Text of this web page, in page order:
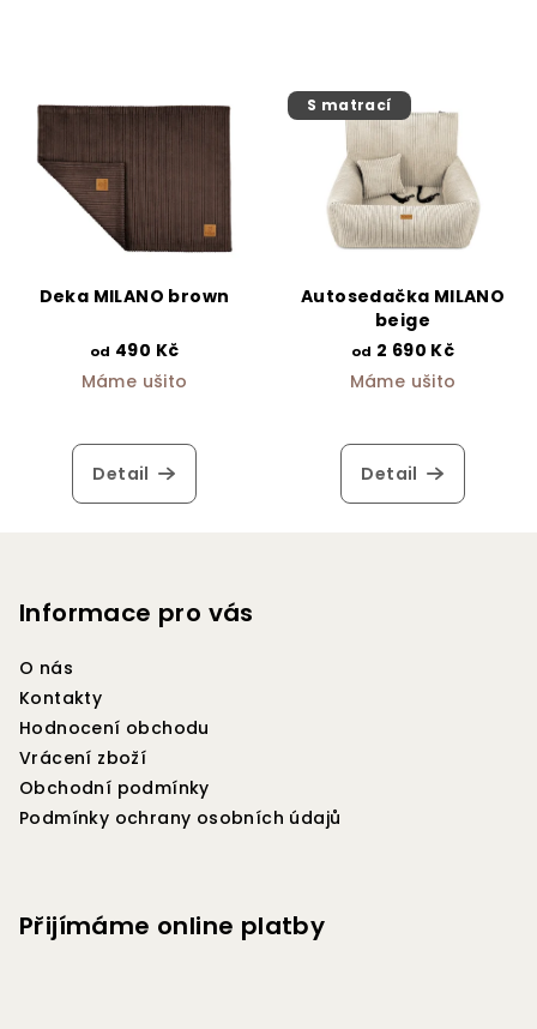
Deka MILANO brown
od 490 Kč
Máme ušito
Detail
S matrací
Autosedačka MILANO
beige
od 2 690 Kč
Máme ušito
Detail
Informace pro vás
O nás
Kontakty
Hodnocení obchodu
Vrácení zboží
Obchodní podmínky
Podmínky ochrany osobních údajů
Přijímáme online platby